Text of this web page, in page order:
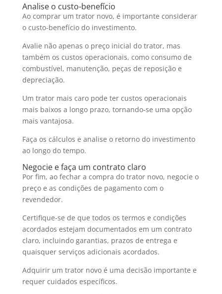
Analise o custo-benefício
Ao comprar um trator novo, é importante considerar
o custo-benefício do investimento.
Avalie não apenas o preço inicial do trator, mas
também os custos operacionais, como consumo de
combustível, manutenção, peças de reposição e
depreciação.
Um trator mais caro pode ter custos operacionais
mais baixos a longo prazo, tornando-se uma opção
mais vantajosa.
Faça os cálculos e analise o retorno do investimento
ao longo do tempo.
Negocie e faça um contrato claro
Por fim, ao fechar a compra do trator novo, negocie o
preço e as condições de pagamento com o
revendedor.
Certifique-se de que todos os termos e condições
acordados estejam documentados em um contrato
claro, incluindo garantias, prazos de entrega e
quaisquer serviços adicionais acordados.
Adquirir um trator novo é uma decisão importante e
requer cuidados específicos.